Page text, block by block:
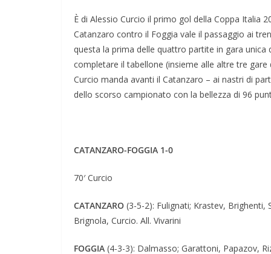
È di Alessio Curcio il primo gol della Coppa Italia
Catanzaro contro il Foggia vale il passaggio ai
questa la prima delle quattro partite in gara
completare il tabellone (insieme alle altre tre
Curcio manda avanti il Catanzaro – ai nastri di
dello scorso campionato con la bellezza di 96
CATANZARO-FOGGIA 1-0
70′ Curcio
CATANZARO (3-5-2): Fulignati; Krastev, Brighenti,
Brignola, Curcio. All. Vivarini
FOGGIA (4-3-3): Dalmasso; Garattoni, Papazov,